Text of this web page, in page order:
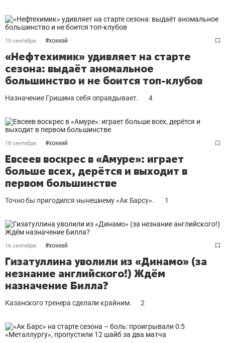
19 сентября #хоккей
«Нефтехимик» удивляет на старте
сезона: выдаёт аномальное
большинство и не боится топ-клубов
Назначение Гришина себя оправдывает. 4
18 сентября #хоккей
Евсеев воскрес в «Амуре»: играет
больше всех, дерётся и выходит в
первом большинстве
Точно бы пригодился нынешнему «Ак Барсу». 1
16 сентября #хоккей
Гизатуллина уволили из «Динамо» (за
незнание английского!) Ждём
назначение Билла?
Казанского тренера сделали крайним. 2